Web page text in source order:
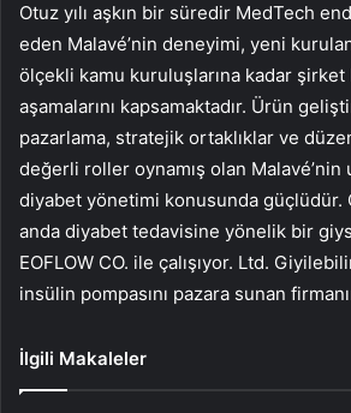
Otuz yılı aşkın bir süredir MedTech
eden Malavé’nin deneyimi, yeni
ölçekli kamu kuruluşlarına kadar
aşamalarını kapsamaktadır. Ürün
pazarlama, stratejik ortaklıklar ve
değerli roller oynamış olan Malavé’nin
diyabet yönetimi konusunda güçlüdür.
anda diyabet tedavisine yönelik bir
EOFLOW CO. ile çalışıyor. Ltd.
insülin pompasını pazara sunan
İlgili Makaleler